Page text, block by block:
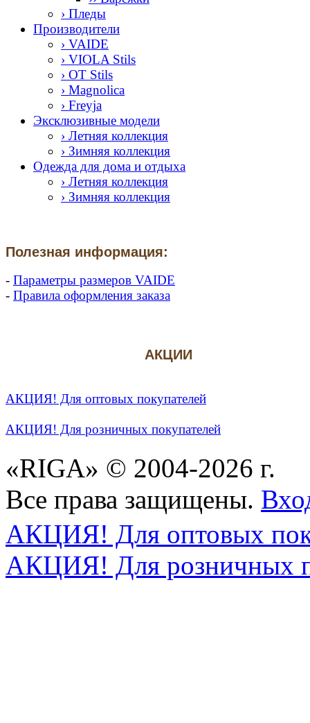
› Пледы
Производители
› VAIDE
› VIOLA Stils
› OT Stils
› Magnolica
› Freyja
Эксклюзивные модели
› Летняя коллекция
› Зимняя коллекция
Одежда для дома и отдыха
› Летняя коллекция
› Зимняя коллекция
Полезная информация:
- Параметры размеров VAIDE
- Правила оформления заказа
АКЦИИ
АКЦИЯ! Для оптовых покупателей
АКЦИЯ! Для розничных покупателей
«RIGA» © 2004-2026 г.
Все права защищены.
АКЦИЯ! Для оптовых
АКЦИЯ! Для розничных